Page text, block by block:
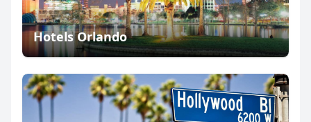
Hotels Orlando